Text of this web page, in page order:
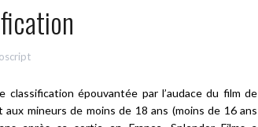
classification épouvantée par l’audace du film de
aux mineurs de moins de 18 ans (moins de 16 ans